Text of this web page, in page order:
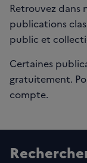
Retrouvez dans
publications
public et
Certaines
gratuitement.
compte.